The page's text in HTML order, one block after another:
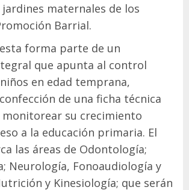
maternales de los
Barrial.
forma parte de un
que apunta al control
en edad temprana,
de una ficha técnica
su crecimiento
a la educación primaria. El
las áreas de Odontología;
Neurología, Fonoaudiología y
y Kinesiología; que serán